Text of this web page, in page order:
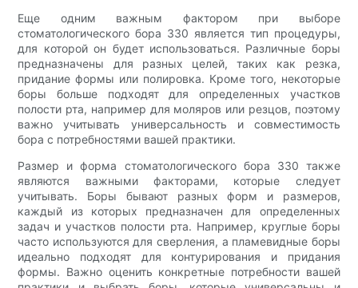
Еще одним важным фактором при выборе
стоматологического бора 330 является тип процедуры,
для которой он будет использоваться. Различные боры
предназначены для разных целей, таких как резка,
придание формы или полировка. Кроме того, некоторые
боры больше подходят для определенных участков
полости рта, например для моляров или резцов, поэтому
важно учитывать универсальность и совместимость
бора с потребностями вашей практики.
Размер и форма стоматологического бора 330 также
являются важными факторами, которые следует
учитывать. Боры бывают разных форм и размеров,
каждый из которых предназначен для определенных
задач и участков полости рта. Например, круглые боры
часто используются для сверления, а пламевидные боры
идеально подходят для контурирования и придания
формы. Важно оценить конкретные потребности вашей